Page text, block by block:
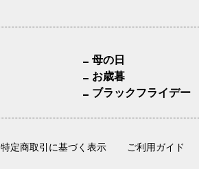
母の日
お歳暮
ブラックフライデー
特定商取引に基づく表示 ご利用ガイド